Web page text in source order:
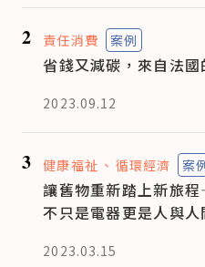
2 責任消費 案例
省錢又減碳，來自法國
2023.09.12
3 健康福祉 循環經濟 案
讓舊物重新踏上新旅
不只是電器更是人與人
2023.03.15